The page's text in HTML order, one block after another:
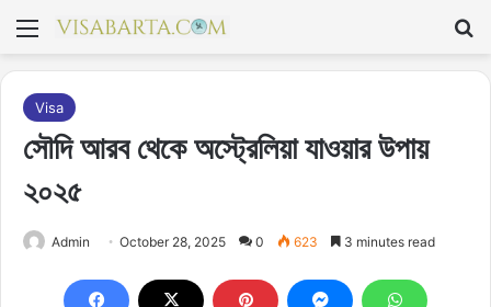
মেনু
Visa
সৌদি আরব থেকে অস্ট্রেলিয়া যাওয়ার উপায়
২০২৫
Admin October 28, 2025 0 623 3 minutes read